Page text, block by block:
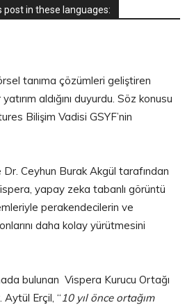
post in these languages:
tanıma çözümleri geliştiren
aldığını duyurdu. Söz konusu
Bilişim Vadisi GSYF’nin
Ceyhun Burak Akgül tarafından
yapay zeka tabanlı görüntü
perakendecilerin ve
daha kolay yürütmesini
bulunan Vispera Kurucu Ortağı
Aytül Erçil, “ 10 yıl önce ortağım